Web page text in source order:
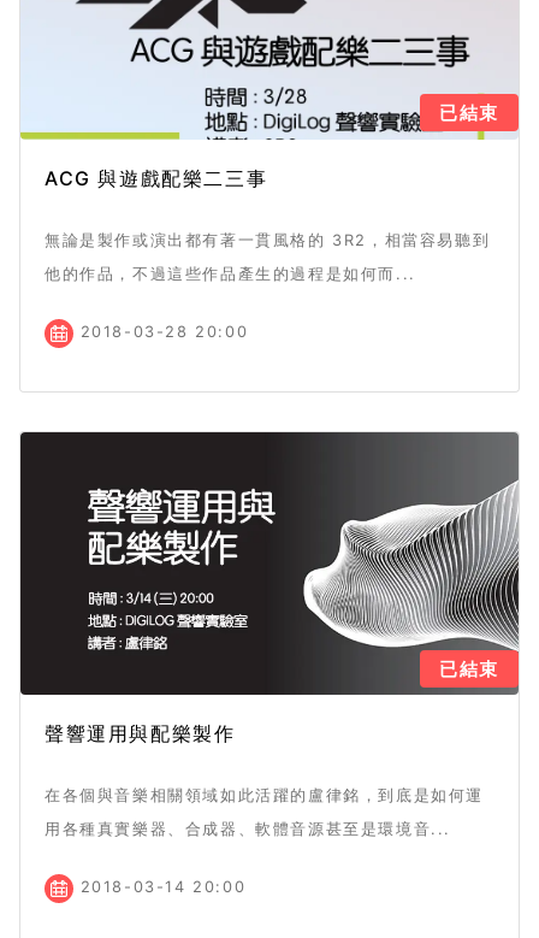
已結束
ACG 與遊戲配樂二三事
無論是製作或演出都有著一貫風格的 3R2，相當容易聽到
他的作品，不過這些作品產生的過程是如何而...
2018-03-28 20:00
已結束
聲響運用與配樂製作
在各個與音樂相關領域如此活躍的盧律銘，到底是如何運
用各種真實樂器、合成器、軟體音源甚至是環境音...
2018-03-14 20:00